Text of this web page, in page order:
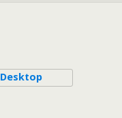
Desktop